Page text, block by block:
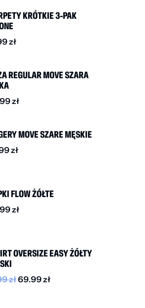
KRÓTKIE 3-PAK
zł
REGULAR MOVE SZARA
zł
MOVE SZARE MĘSKIE
zł
FLOW ŻÓŁTE
zł
OVERSIZE EASY ŻÓŁTY
zł69.99zł